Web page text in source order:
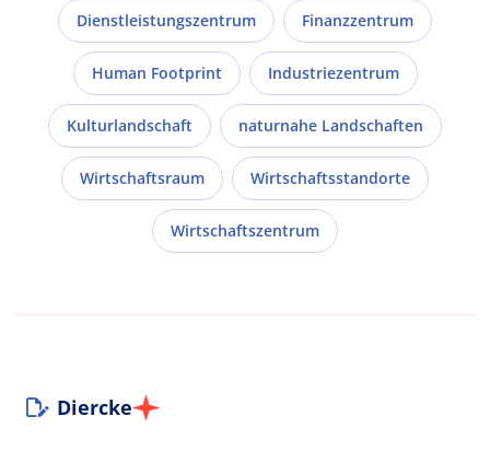
Dienstleistungszentrum Finanzzentrum
Human Footprint Industriezentrum
Kulturlandschaft naturnahe Landschaften
Wirtschaftsraum Wirtschaftsstandorte
Wirtschaftszentrum
Diercke